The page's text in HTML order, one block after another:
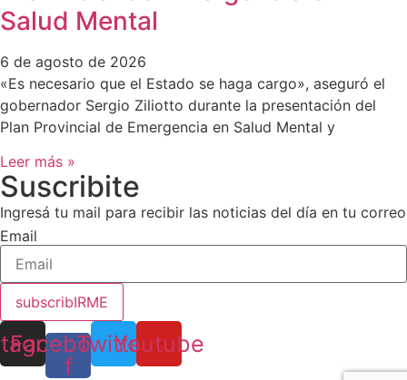
Salud Mental
6 de agosto de 2026
«Es necesario que el Estado se haga cargo», aseguró el
gobernador Sergio Ziliotto durante la presentación del
Plan Provincial de Emergencia en Salud Mental y
Leer más »
Suscribite
Ingresá tu mail para recibir las noticias del día en tu correo
Email
subscribIRME
Facebook-
f
TwitterYoutube